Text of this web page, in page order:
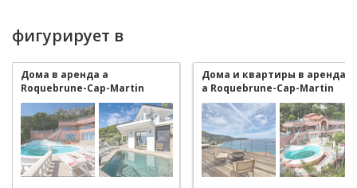
фигурирует в
Дома в аренда a
Roquebrune-Cap-Martin
Дома и квартиры в аренда
a Roquebrune-Cap-Martin